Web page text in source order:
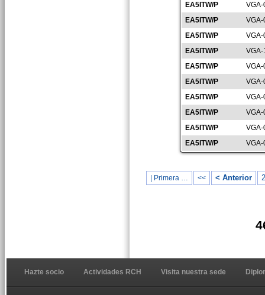
EA5ITW/P
EA5ITW/P
EA5ITW/P
EA5ITW/P
VGA-
EA5ITW/P
EA5ITW/P
EA5ITW/P
EA5ITW/P
EA5ITW/P
EA5ITW/P
| Primera … << < Anterior
Hazte socio Actividades RCH Visita nuestra sede